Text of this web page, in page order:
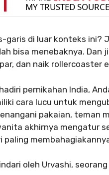
garis di luar konteks
bisa menebaknya. Dan
dan naik rollercoaster
pernikahan India,
cara lucu untuk
pakaian, teman
akhirnya mengatur
paling
oleh Urvashi,